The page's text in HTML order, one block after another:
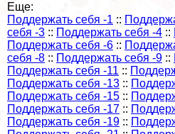
Еще:
Поддержать себя -1 ::
себя -3 :: Поддержать себя -4 ::
Поддержать себя -6 ::
себя -8 :: Поддержать себя -9 ::
Поддержать себя -11 ::
Поддержать себя -13 ::
Поддержать себя -15 ::
Поддержать себя -17 ::
Поддержать себя -19 ::